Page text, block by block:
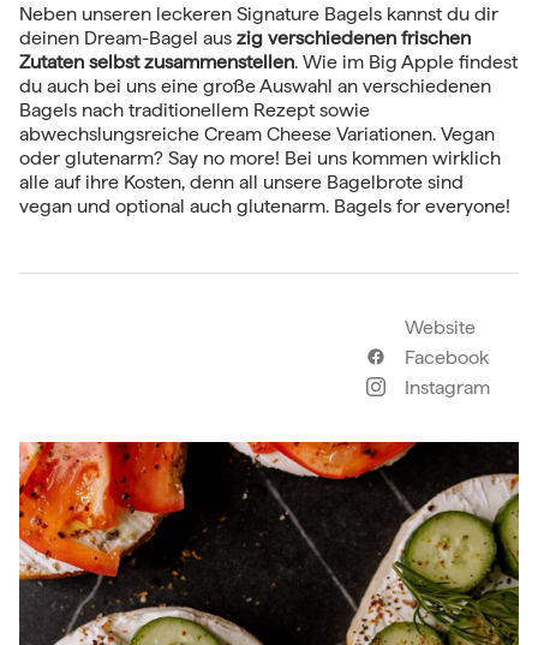
Neben unseren leckeren Signature Bagels kannst du dir
deinen Dream-Bagel aus zig verschiedenen frischen
Zutaten selbst zusammenstellen. Wie im Big Apple findest
du auch bei uns eine große Auswahl an verschiedenen
Bagels nach traditionellem Rezept sowie
abwechslungsreiche Cream Cheese Variationen. Vegan
oder glutenarm? Say no more! Bei uns kommen wirklich
alle auf ihre Kosten, denn all unsere Bagelbrote sind
vegan und optional auch glutenarm. Bagels for everyone!
Website
Facebook
Instagram